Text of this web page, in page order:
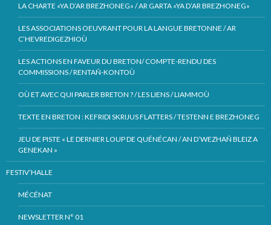
LA CHARTE «YA D’AR BREZHONEG» / AR GARTA «YA D’AR BREZHONEG»
LES ASSOCIATIONS OEUVRANT POUR LA LANGUE BRETONNE / AR
C’HEVREDIGEZHIOÙ
LES ACTIONS EN FAVEUR DU BRETON/ COMPTE-RENDU DES
COMMISSIONS / RENTAÑ-KONTOÙ
OÙ ET AVEC QUI PARLER BRETON ? / LES LIENS / LIAMMOÙ
TEXTE EN BRETON : KEFRIDI SKRIJUS FLATTERS / TESTENN E BREZHONEG
JEU DE PISTE « LE DERNIER LOUP DE QUÉNÉCAN / AN D’WEZHAÑ BLEIZ A
GENEKAN »
FESTIV’HALLE
MÉCÉNAT
NEWSLETTER N° 01